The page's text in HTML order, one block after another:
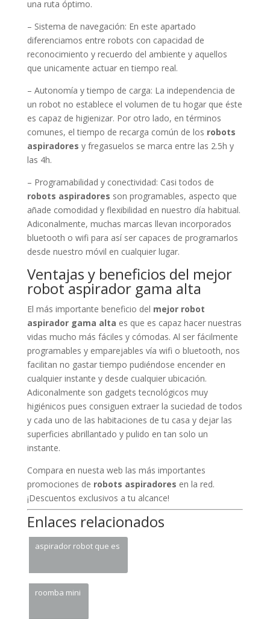
una ruta óptimo.
– Sistema de navegación: En este apartado
diferenciamos entre robots con capacidad de
reconocimiento y recuerdo del ambiente y aquellos
que unicamente actuar en tiempo real.
– Autonomía y tiempo de carga: La independencia de
un robot no establece el volumen de tu hogar que éste
es capaz de higienizar. Por otro lado, en términos
comunes, el tiempo de recarga común de los robots
aspiradores y fregasuelos se marca entre las 2.5h y
las 4h.
– Programabilidad y conectividad: Casi todos de
robots aspiradores son programables, aspecto que
añade comodidad y flexibilidad en nuestro día habitual.
Adiconalmente, muchas marcas llevan incorporados
bluetooth o wifi para así ser capaces de programarlos
desde nuestro móvil en cualquier lugar.
Ventajas y beneficios del mejor
robot aspirador gama alta
El más importante beneficio del mejor robot
aspirador gama alta es que es capaz hacer nuestras
vidas mucho más fáciles y cómodas. Al ser fácilmente
programables y emparejables vía wifi o bluetooth, nos
facilitan no gastar tiempo pudiéndose encender en
cualquier instante y desde cualquier ubicación.
Adiconalmente son gadgets tecnológicos muy
higiénicos pues consiguen extraer la suciedad de todos
y cada uno de las habitaciones de tu casa y dejar las
superficies abrillantado y pulido en tan solo un
instante.
Compara en nuesta web las más importantes
promociones de robots aspiradores en la red.
¡Descuentos exclusivos a tu alcance!
Enlaces relacionados
aspirador robot que es
roomba mini